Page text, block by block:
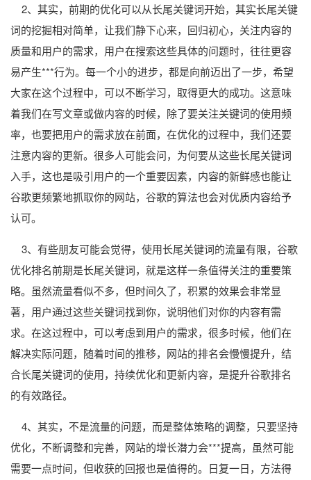
2、其实，前期的优化可以从长尾关键词开始，其实长尾关键
词的挖掘相对简单，让我们静下心来，回归初心，关注内容的
质量和用户的需求，用户在搜索这些具体的问题时，往往更容
易产生***行为。每一个小的进步，都是向前迈出了一步，希望
大家在这个过程中，可以不断学习，取得更大的成功。这意味
着我们在写文章或做内容的时候，除了要关注关键词的使用频
率，也要把用户的需求放在前面，在优化的过程中，我们还要
注意内容的更新。很多人可能会问，为何要从这些长尾关键词
入手，这也是吸引用户的一个重要因素，内容的新鲜感也能让
谷歌更频繁地抓取你的网站，谷歌的算法也会对优质内容给予
认可。
3、有些朋友可能会觉得，使用长尾关键词的流量有限，谷歌
优化排名前期是长尾关键词，就是这样一条值得关注的重要策
略。虽然流量看似不多，但时间久了，积累的效果会非常显
著，用户通过这些关键词找到你，说明他们对你的内容有需
求。在这过程中，可以考虑到用户的需求，很多时候，他们在
解决实际问题，随着时间的推移，网站的排名会慢慢提升，结
合长尾关键词的使用，持续优化和更新内容，是提升谷歌排名
的有效路径。
4、其实，不是流量的问题，而是整体策略的调整，只要坚持
优化，不断调整和完善，网站的增长潜力会***提高，虽然可能
需要一点时间，但收获的回报也是值得的。日复一日，方法得